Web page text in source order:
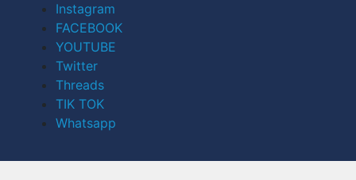
Instagram
FACEBOOK
YOUTUBE
Twitter
Threads
TIK TOK
Whatsapp